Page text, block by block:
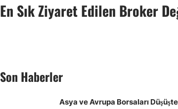
En Sık Ziyaret Edilen Broker
Son Haberler
Asya ve Avrupa Borsaları Düşüşte